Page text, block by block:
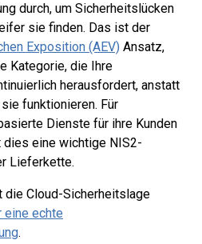
durch, um Sicherheitslücken
sie finden. Das ist der
Exposition (AEV) Ansatz,
Kategorie, die Ihre
herausfordert, anstatt
funktionieren. Für
Dienste für ihre Kunden
dies eine wichtige NIS2-
Lieferkette.
die Cloud-Sicherheitslage
eine echte
.